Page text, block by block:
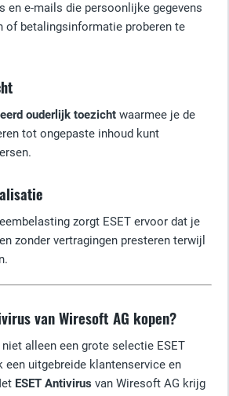
en e-mails die persoonlijke gegevens
of betalingsinformatie proberen te
ouderlijk toezicht waarmee je de
tot ongepaste inhoud kunt
zorgt ESET ervoor dat je
zonder vertragingen presteren terwijl
van Wiresoft AG kopen?
alleen een grote selectie ESET
een uitgebreide klantenservice en
ESET Antivirus van Wiresoft AG krijg